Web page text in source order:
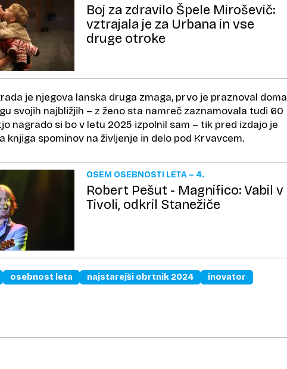
Boj za zdravilo Špele Miroševič:
vztrajala je za Urbana in vse
druge otroke
je njegova lanska druga zmaga, prvo je praznoval doma
svojih najbližjih – z ženo sta namreč zaznamovala tudi 60
nagrado si bo v letu 2025 izpolnil sam – tik pred izdajo je
knjiga spominov na življenje in delo pod Krvavcem.
OSEM OSEBNOSTI LETA – 4.
Robert Pešut - Magnifico: Vabil v
Tivoli, odkril Stanežiče
osebnost leta najstarejši obrtnik 2024 inovator